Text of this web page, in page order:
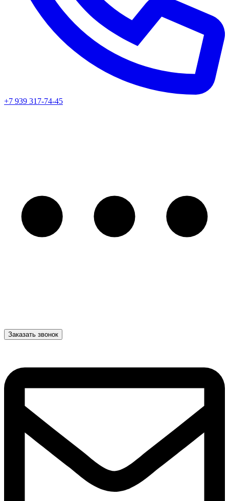
+7 939 317-74-45
Заказать звонок